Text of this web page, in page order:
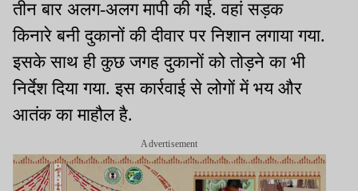
तीन बार अलग-अलग मापी की गई. वहां सड़क
किनारे बनी दुकानों की दीवार पर निशान लगाया गया.
इसके साथ ही कुछ जगह दुकानों को तोड़ने का भी
निर्देश दिया गया. इस कार्रवाई से लोगों में भय और
आतंक का माहौल है.
Advertisement